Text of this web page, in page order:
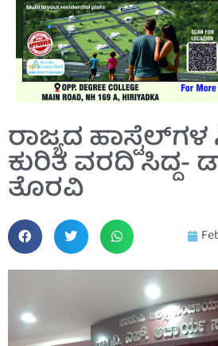
ರಾಜ್ಯದ ಹಾಸ್ಟೆಲ್‍ಗಳ
ಕುರಿತ ವರದಿ ಸಿದ್ದ-
ತೊರವಿ